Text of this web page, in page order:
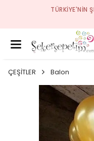
TÜRKIYE'NIN
ÇEŞİTLER Balon